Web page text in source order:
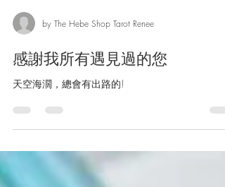
by The Hebe Shop Tarot Renee
感謝我所有遇見過的您
天空海濶，總會有出路的!